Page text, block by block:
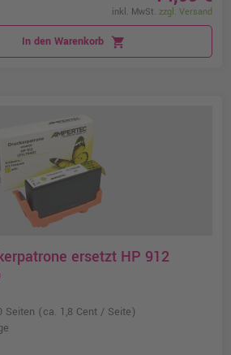
inkl. MwSt. zzgl. Versand
In den Warenkorb shopping_cart
ersetzt HP 912
Seiten (ca. 1,8 Cent / Seite)